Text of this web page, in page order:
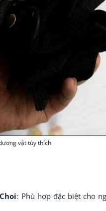
vật tùy thích
: Phù hợp đặc biệt cho